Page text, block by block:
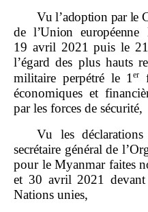
Vu l’adoption par le
de l’Union européenne
19 avril 2021 puis le
l’égard des plus hauts
militaire perpétré le 1er
économiques et
par les forces de sécurité,
Vu les
secrétaire général de
pour le Myanmar faites
et 30 avril 2021 devant
Nations unies,